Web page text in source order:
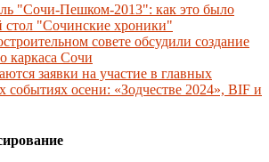
"Сочи-Пешком-2013": как это было
стол "Сочинские хроники"
совете обсудили создание
каркаса Сочи
заявки на участие в главных
событиях осени: «Зодчестве 2024», BIF и